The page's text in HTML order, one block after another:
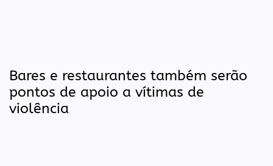
Bares e restaurantes também serão
pontos de apoio a vítimas de
violência